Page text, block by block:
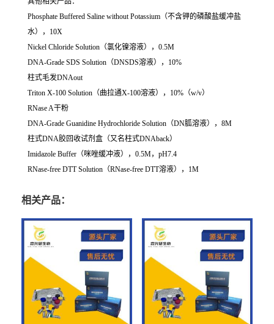
Phosphate Buffered Saline without Potassium（不含钾的磷酸盐缓冲盐
水），10X
Nickel Chloride Solution（氯化镍溶液），0.5M
DNA-Grade SDS Solution（DNSDS溶液），10%
柱式毛发DNAout
Triton X-100 Solution（曲拉通X-100溶液），10%（w/v）
RNase A干粉
DNA-Grade Guanidine Hydrochloride Solution（DN胍溶液），8M
柱式DNA胶回收试剂盒（又名柱式DNAback）
Imidazole Buffer（咪唑缓冲液），0.5M，pH7.4
RNase-free DTT Solution（RNase-free DTT溶液），1M
相关产品：